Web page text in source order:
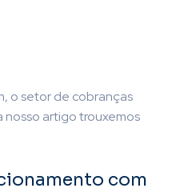
o setor de cobranças
nosso artigo trouxemos
com